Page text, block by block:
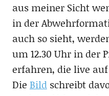
aus meiner Sicht
in der
auch so sieht,
um 12.30 Uhr in der
erfahren, die live auf
Die Bildschreibt